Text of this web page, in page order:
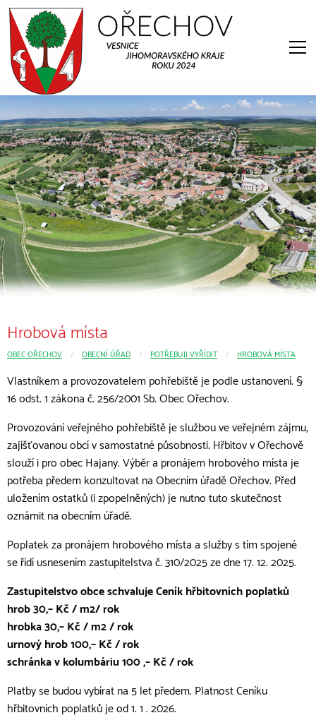
Hrobová místa
OBEC OŘECHOV CURRENT:
OBECNÍ ÚŘAD CURRENT:
POTŘEBUJI VYŘÍDIT HROBOVÁ MÍSTA
Vlastníkem a provozovatelem pohřebiště je podle ustanovení. §
16 odst. 1 zákona č. 256/2001 Sb. Obec Ořechov.
Provozování veřejného pohřebiště je službou ve veřejném zájmu,
zajišťovanou obcí v samostatné působnosti. Hřbitov v Ořechově
slouží i pro obec Hajany. Výběr a pronájem hrobového místa je
potřeba předem konzultovat na Obecním úřadě Ořechov. Před
uložením ostatků (i zpopelněných) je nutno tuto skutečnost
oznámit na obecním úřadě.
Poplatek za pronájem hrobového místa a služby s tím spojené
se řídí usnesením zastupitelstva č. 310/2025 ze dne 17. 12. 2025.
Zastupitelstvo obce schvaluje Ceník hřbitovních poplatků
hrob 30,– Kč / m2/ rok
hrobka 30,– Kč / m2 / rok
urnový hrob 100,– Kč / rok
schránka v kolumbáriu 100 ,– Kč / rok
Platby se budou vybírat na 5 let předem. Platnost Ceníku
hřbitovních poplatků je od 1. 1 . 2026.